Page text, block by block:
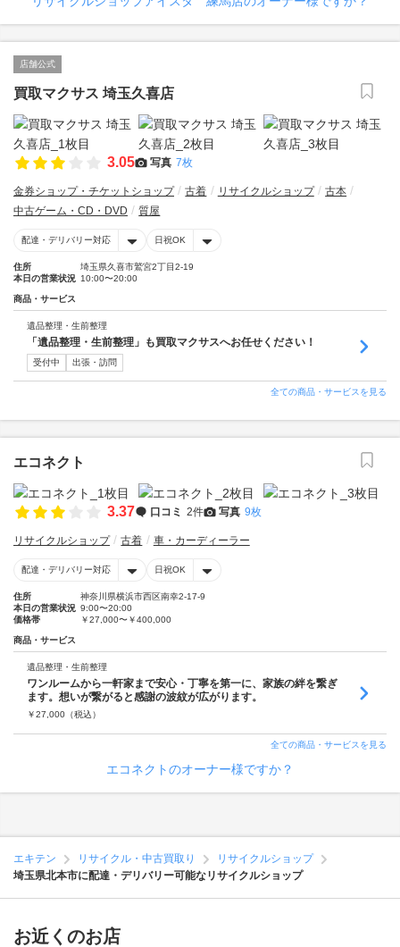
店舗公式
買取マクサス 埼玉久喜店
3.05 写真 7枚
金券ショップ・チケットショップ 古着 リサイクルショップ
古本
中古ゲーム・CD・DVD
質屋
配達・デリバリー対応 日祝OK
住所
埼玉県久喜市鷲宮2丁目2-19
本日の営業状況 10:00〜20:00
商品・サービス
遺品整理・生前整理
「遺品整理・生前整理」も買取マクサスへお任せください！
受付中 出張・訪問
全ての商品・サービスを見る
エコネクト
3.37 口コミ 2件 写真 9枚
リサイクルショップ 古着 車・カーディーラー
配達・デリバリー対応 日祝OK
住所
神奈川県横浜市西区南幸2-17-9
本日の営業状況 9:00〜20:00
価格帯
￥27,000〜￥400,000
商品・サービス
遺品整理・生前整理
ワンルームから一軒家まで安心・丁寧を第一に、家族の絆を繋ぎ
ます。想いが繋がると感謝の波紋が広がります。
￥27,000 （税込）
全ての商品・サービスを見る
エコネクトのオーナー様ですか？
エキテン リサイクル・中古買取り
リサイクルショップ
埼玉県北本市に配達・デリバリー可能なリサイクルショップ
お近くのお店